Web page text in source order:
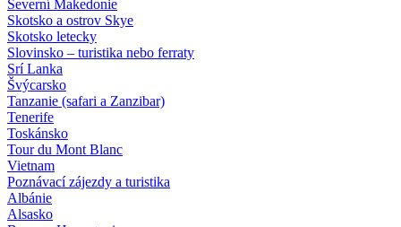
Severní Makedonie
Skotsko a ostrov Skye
Skotsko letecky
Slovinsko – turistika nebo ferraty
Srí Lanka
Švýcarsko
Tanzanie (safari a Zanzibar)
Tenerife
Toskánsko
Tour du Mont Blanc
Vietnam
Poznávací zájezdy a turistika
Albánie
Alsasko